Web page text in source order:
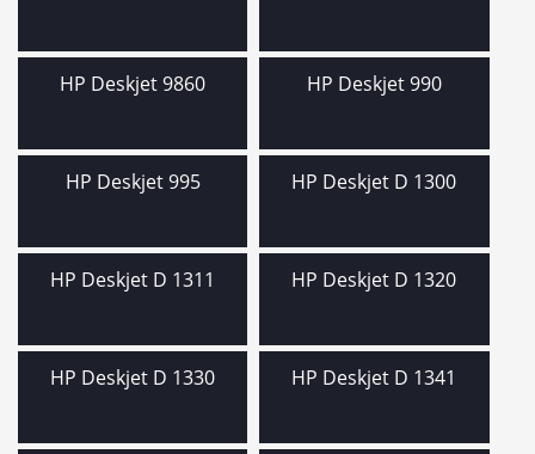
HP Deskjet 9860 HP Deskjet 990
HP Deskjet 995 HP Deskjet D 1300
HP Deskjet D 1311 HP Deskjet D 1320
HP Deskjet D 1330 HP Deskjet D 1341